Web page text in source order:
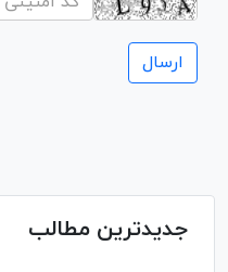
جدیدترین مطالب